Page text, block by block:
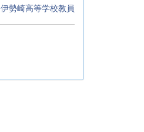
伊勢崎高等学校教員